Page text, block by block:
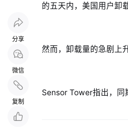
分享
微信
复制
的五天内，美国用户卸
然而，卸载量的急剧上
Sensor Tower指出，同